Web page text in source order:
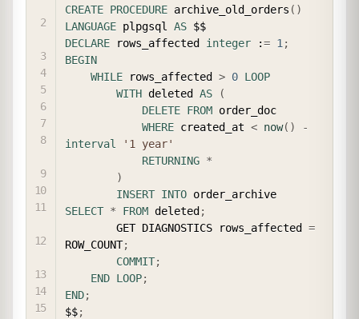
CREATE PROCEDURE archive_old_orders ( )
LANGUAGE plpgsql AS
DECLARE rows_affected integer := 1 ;
BEGIN
WHILE rows_affected > 0 LOOP
WITH deleted AS
(
DELETE FROM order_doc
WHERE created_at < now( )
-
interval
'1 year'
RETURNING *
)
INSERT INTO
SELECT * FROM deleted ;
        GET DIAGNOSTICS rows_affected
=
ROW_COUNT;
COMMIT;
END LOOP;
END;
$$;